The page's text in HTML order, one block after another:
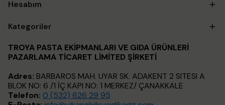
Hesabım
Kategoriler
TROYA PASTA EKİPMANLARI VE GIDA ÜRÜNLERİ
PAZARLAMA TİCARET LİMİTED ŞİRKETİ
Adres: BARBAROS MAH. UYAR SK. ADAKENT 2 SITESI A
BLOK NO: 6 /1 İÇ KAPI NO: 1 MERKEZ/ ÇANAKKALE
Telefon: 0 (532) 626 29 95